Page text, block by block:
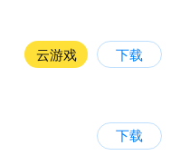
云游戏 下载
下载